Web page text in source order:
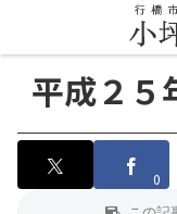
平成２５
0